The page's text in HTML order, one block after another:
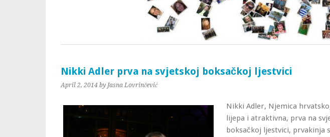
Nikki Adler prva na svjetskoj boksačkoj ljestvici
April 2, 2014 by Jasna Lovrinčević
Nikki Adler, Njemica
lijepa i atraktivna, prva na
boksačkoj ljestvici, prvakinja